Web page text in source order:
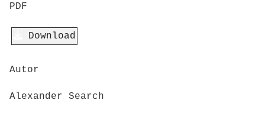
PDF
Download
Autor
Alexander Search